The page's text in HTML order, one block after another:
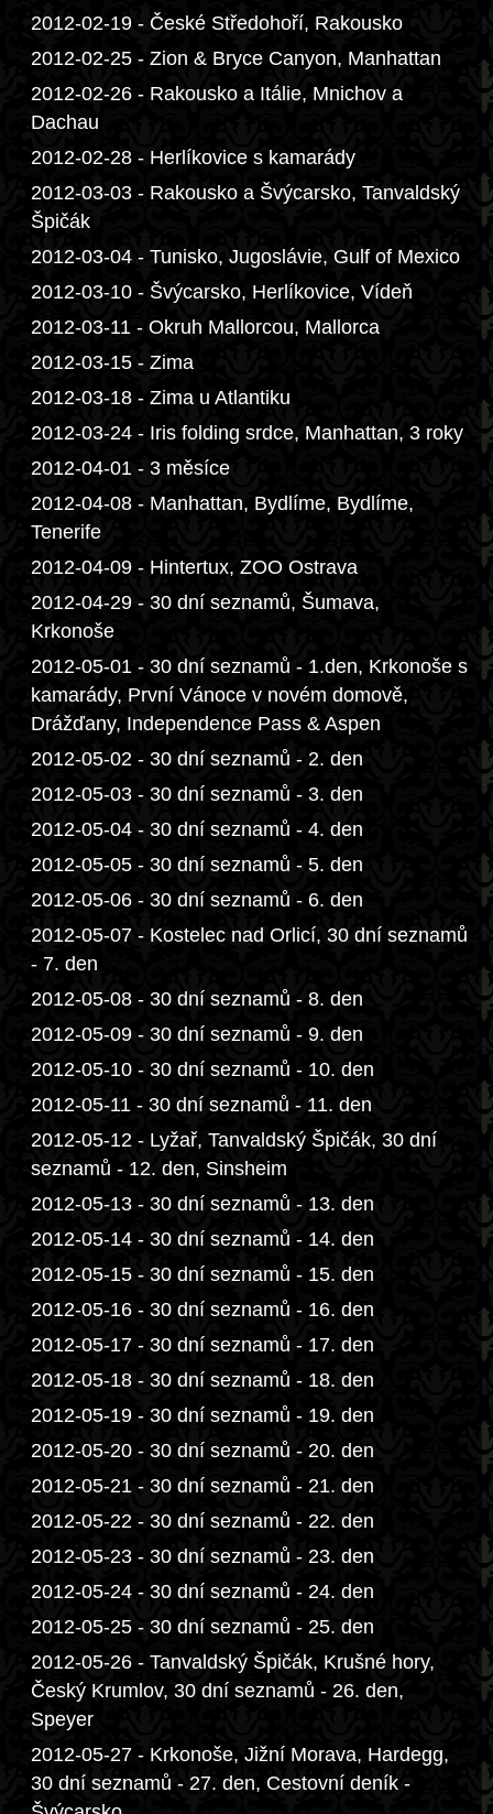
2012-02-19 - České Středohoří, Rakousko
2012-02-25 - Zion & Bryce Canyon, Manhattan
2012-02-26 - Rakousko a Itálie, Mnichov a
Dachau
2012-02-28 - Herlíkovice s kamarády
2012-03-03 - Rakousko a Švýcarsko, Tanvaldský
Špičák
2012-03-04 - Tunisko, Jugoslávie, Gulf of Mexico
2012-03-10 - Švýcarsko, Herlíkovice, Vídeň
2012-03-11 - Okruh Mallorcou, Mallorca
2012-03-15 - Zima
2012-03-18 - Zima u Atlantiku
2012-03-24 - Iris folding srdce, Manhattan, 3 roky
2012-04-01 - 3 měsíce
2012-04-08 - Manhattan, Bydlíme, Bydlíme,
Tenerife
2012-04-09 - Hintertux, ZOO Ostrava
2012-04-29 - 30 dní seznamů, Šumava,
Krkonoše
2012-05-01 - 30 dní seznamů - 1.den, Krkonoše s
kamarády, První Vánoce v novém domově,
Drážďany, Independence Pass & Aspen
2012-05-02 - 30 dní seznamů - 2. den
2012-05-03 - 30 dní seznamů - 3. den
2012-05-04 - 30 dní seznamů - 4. den
2012-05-05 - 30 dní seznamů - 5. den
2012-05-06 - 30 dní seznamů - 6. den
2012-05-07 - Kostelec nad Orlicí, 30 dní seznamů
- 7. den
2012-05-08 - 30 dní seznamů - 8. den
2012-05-09 - 30 dní seznamů - 9. den
2012-05-10 - 30 dní seznamů - 10. den
2012-05-11 - 30 dní seznamů - 11. den
2012-05-12 - Lyžař, Tanvaldský Špičák, 30 dní
seznamů - 12. den, Sinsheim
2012-05-13 - 30 dní seznamů - 13. den
2012-05-14 - 30 dní seznamů - 14. den
2012-05-15 - 30 dní seznamů - 15. den
2012-05-16 - 30 dní seznamů - 16. den
2012-05-17 - 30 dní seznamů - 17. den
2012-05-18 - 30 dní seznamů - 18. den
2012-05-19 - 30 dní seznamů - 19. den
2012-05-20 - 30 dní seznamů - 20. den
2012-05-21 - 30 dní seznamů - 21. den
2012-05-22 - 30 dní seznamů - 22. den
2012-05-23 - 30 dní seznamů - 23. den
2012-05-24 - 30 dní seznamů - 24. den
2012-05-25 - 30 dní seznamů - 25. den
2012-05-26 - Tanvaldský Špičák, Krušné hory,
Český Krumlov, 30 dní seznamů - 26. den,
Speyer
2012-05-27 - Krkonoše, Jižní Morava, Hardegg,
30 dní seznamů - 27. den, Cestovní deník -